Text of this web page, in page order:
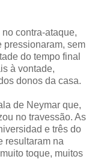
contra-ataque,
pressionaram, sem
do tempo final
à vontade,
donos da casa.
de Neymar que,
no travessão. As
e três do
resultaram na
toque, muitos